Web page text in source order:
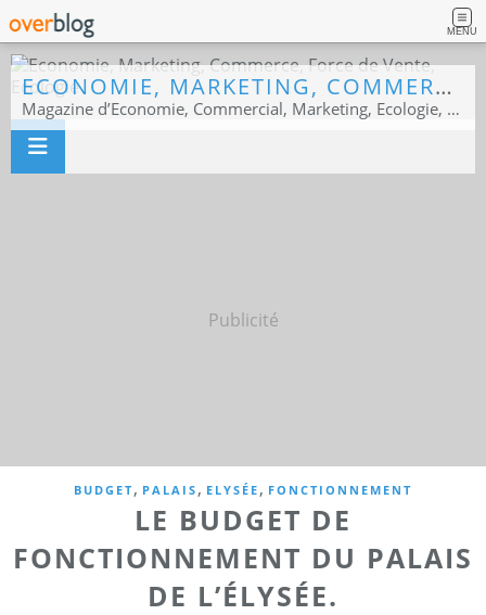
MENU
ECONOMIE, MARKETING, COMMERCE, FORCE DE VENTE, ECOLOGIE
Magazine d’Economie, Commercial, Marketing, Ecologie, Sport business
Publicité
BUDGET, PALAIS , ELYSÉE , FONCTIONNEMENT
LE BUDGET DE
FONCTIONNEMENT DU PALAIS
DE L’ÉLYSÉE.